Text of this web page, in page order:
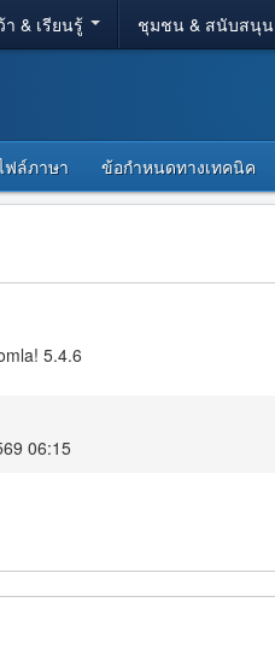
& เรียนรู้ ชุมชน & สนับสนุน
ฟล์ภาษา ข้อกำหนดทางเทคนิค
5.4.6
06:15